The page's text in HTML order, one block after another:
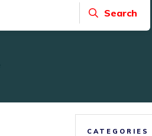
Search
CATEGORIES